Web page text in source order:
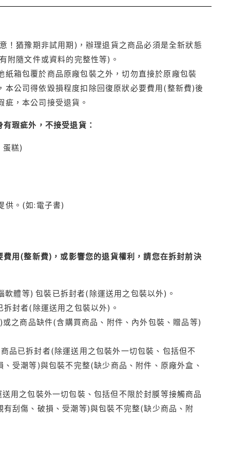
！猶豫期非試用期)，辦理退貨之商品必須是全新狀態
附隨文件或資料的完整性等)。
箱包覆於商品原廠包裝之外，切勿直接於原廠包裝
公司得依毀損程度扣除回復原狀必要費用(整新費)後
，本公司接受退貨。
瑕疵外，不接受退貨：
蛋糕)
供。(如:電子書)
用(整新費)，或影響您的退貨權利，請您在拆封前決
體等) 包裝已拆封者(除運送用之包裝以外)。
封者(除運送用之包裝以外)。
之商品缺件(含購買商品、附件、內外包裝、贈品等)
品已拆封者(除運送用之包裝外一切包裝、包括但不
受潮等)與包裝不完整(缺少商品、附件、原廠外盒、
用之包裝外一切包裝、包括但不限於封膜等接觸商品
刮傷、破損、受潮等)與包裝不完整(缺少商品、附